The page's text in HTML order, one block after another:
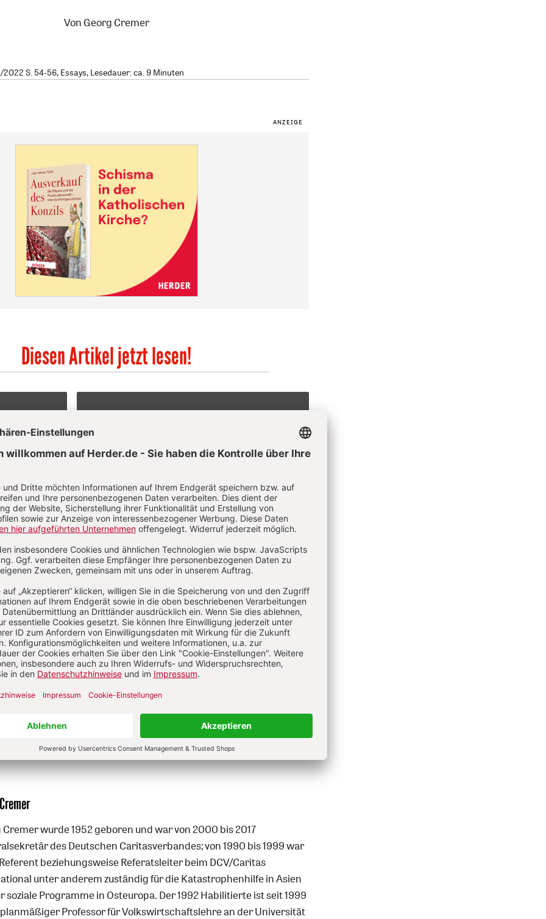
Von Georg Cremer
S. 54-56, Essays, Lesedauer: ca. 9 Minuten
Diesen Artikel jetzt lesen!
2 Hefte + 2 Hefte digital 0,00 €
danach120,40 € für 7 Ausgaben pro Halbjahr +
inkl. MwSt., zzgl. 9,10 € Versand (D)
Im Abo Im Digital-Abo
Abo testen
Sie haben ein Abonnement?
Cremer wurde 1952 geboren und war von 2000 bis 2017
des Deutschen Caritasverbandes; von 1990 bis 1999 war
beziehungsweise Referatsleiter beim DCV/Caritas
unter anderem zuständig für die Katastrophenhilfe in Asien
soziale Programme in Osteuropa. Der 1992 Habilitierte ist seit 1999
Professor für Volkswirtschaftslehre an der Universität